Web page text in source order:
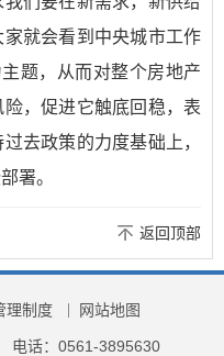
就会看到中央城市工作
题，从而对整个房地产
，促进它触底回稳，表
去政策的力度基础上，
署。
返回顶部
理制度 网站地图
电话：0561-3895630